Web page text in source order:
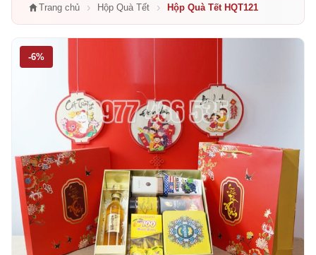
Trang chủ › Hộp Quà Tết › Hộp Quà Tết HQT121
-6%